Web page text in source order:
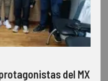
del MX